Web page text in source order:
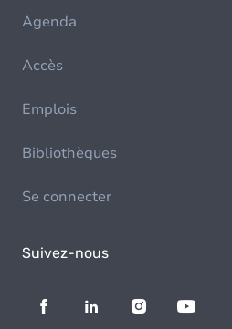
Agenda
Accès
Emplois
Bibliothèques
Se connecter
Suivez-nous